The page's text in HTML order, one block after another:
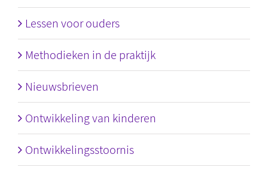
Lessen voor ouders
Methodieken in de praktijk
Nieuwsbrieven
Ontwikkeling van kinderen
Ontwikkelingsstoornis